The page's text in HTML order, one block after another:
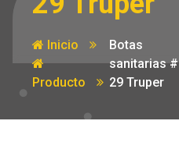
Inicio
Producto
Botas
sanitarias #
29 Truper